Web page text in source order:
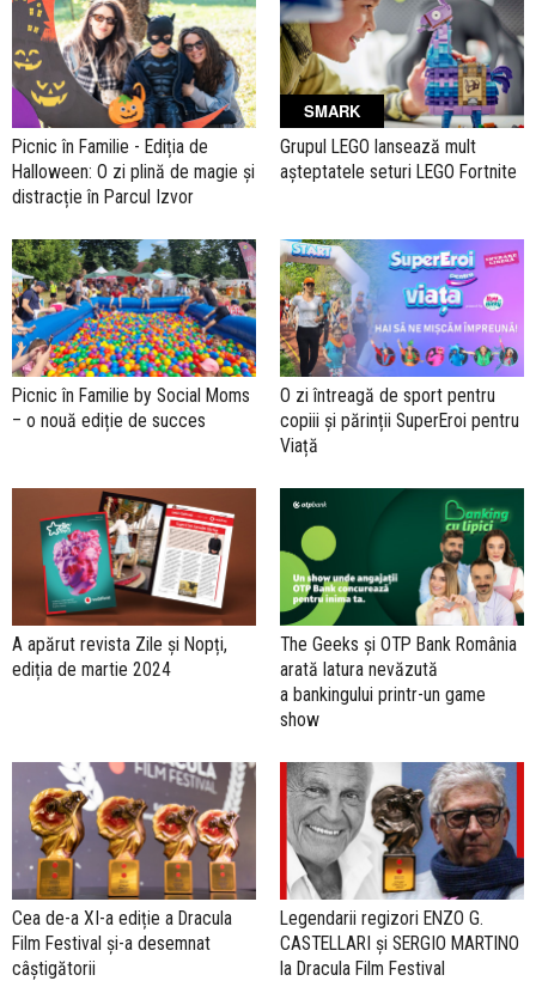
Picnic în Familie - Ediția de
Halloween: O zi plină de magie și
distracție în Parcul Izvor
SMARK
Grupul LEGO lansează mult
așteptatele seturi LEGO Fortnite
Picnic în Familie by Social Moms
– o nouă ediție de succes
O zi întreagă de sport pentru
copiii și părinții SuperEroi pentru
Viață
A apărut revista Zile și Nopți,
ediția de martie 2024
The Geeks și OTP Bank România
arată latura nevăzută
a bankingului printr-un game
show
Cea de-a XI-a ediție a Dracula
Film Festival și-a desemnat
câștigătorii
Legendarii regizori ENZO G.
CASTELLARI şi SERGIO MARTINO
la Dracula Film Festival